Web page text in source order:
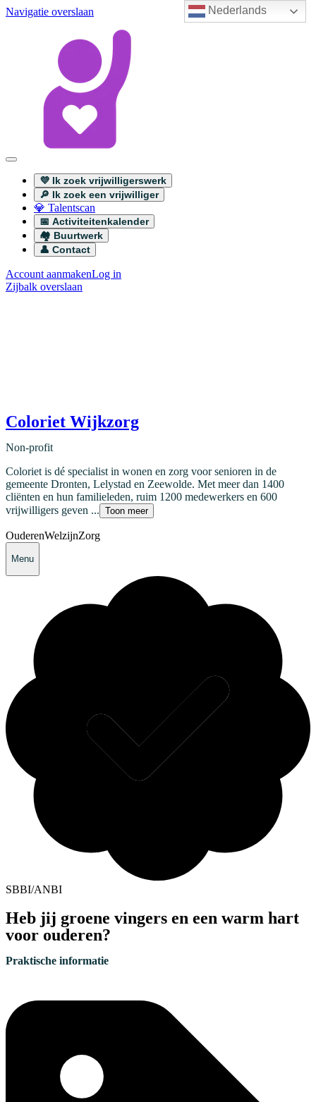
Nederlands
Navigatie overslaan
💜 Ik zoek vrijwilligerswerk
🔎 Ik zoek een vrijwilliger
💎 Talentscan
📅 Activiteitenkalender
🏘️ Buurtwerk
👤 Contact
Account aanmakenLog in
Zijbalk overslaan
Coloriet Wijkzorg
Non-profit
Coloriet is dé specialist in wonen en zorg voor senioren in de
gemeente Dronten, Lelystad en Zeewolde. Met meer dan 1400
cliënten en hun familieleden, ruim 1200 medewerkers en 600
vrijwilligers geven ... Toon meer
OuderenWelzijnZorg
Menu
SBBI/ANBI
Heb jij groene vingers en een warm hart
voor ouderen?
Praktische informatie